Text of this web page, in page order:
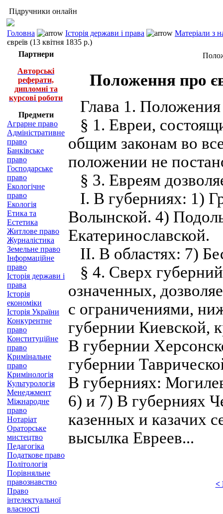
Підручники онлайн
Головна Історія держави і права
Матеріали з
євреїв (13 квітня 1835 р.)
Партнери
Авторські
реферати,
дипломні та
курсові роботи
Предмети
Аграрне право
Адміністративне
право
Банківське
право
Господарське
право
Екологічне
право
Екологія
Етика та
Естетика
Житлове право
Журналістика
Земельне право
Інформаційне
право
Історія держави і
права
Історія
економіки
Історія України
Конкурентне
право
Конституційне
право
Кримінальне
право
Кримінологія
Культурологія
Менеджмент
Міжнародне
право
Нотаріат
Ораторське
мистецтво
Педагогіка
Податкове право
Політологія
Порівняльне
правознавство
Право
інтелектуальної
власності
Положення про
Глава 1.
§ 1. Евреи,
общим законам во
положении не
§ 3. Евреям
I. В губерниях: 1)
Волынской. 4)
Екатеринославской.
ІІ. В областях: 7)
§ 4. Сверх
означенных,
с ограничениями,
губернии Киевской,
В губернии
губернии
В губерниях:
6) и 7) В губерниях
казенных и казачих
высылка Евреев...
<